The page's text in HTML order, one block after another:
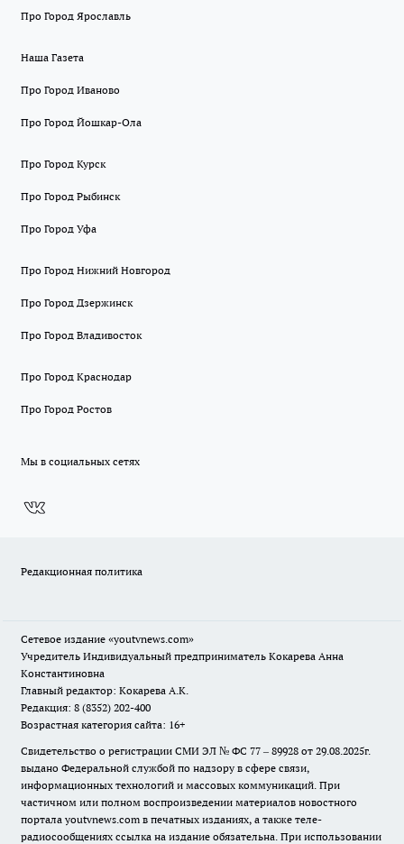
Про Город Ярославль
Наша Газета
Про Город Иваново
Про Город Йошкар-Ола
Про Город Курск
Про Город Рыбинск
Про Город Уфа
Про Город Нижний Новгород
Про Город Дзержинск
Про Город Владивосток
Про Город Краснодар
Про Город Ростов
Мы в социальных сетях
Редакционная политика
Сетевое издание «youtvnews.com»
Учредитель Индивидуальный предприниматель Кокарева Анна
Константиновна
Главный редактор: Кокарева А.К.
Редакция: 8 (8352) 202-400
Возрастная категория сайта: 16+
Свидетельство о регистрации СМИ ЭЛ № ФС 77 – 89928 от 29.08.2025г.
выдано Федеральной службой по надзору в сфере связи,
информационных технологий и массовых коммуникаций. При
частичном или полном воспроизведении материалов новостного
портала youtvnews.com в печатных изданиях, а также теле-
радиосообщениях ссылка на издание обязательна. При использовании